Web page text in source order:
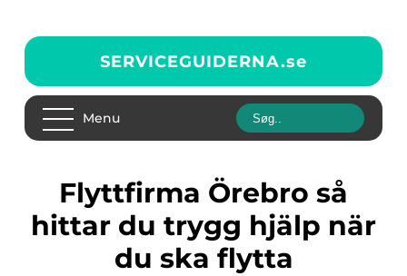
SERVICEGUIDERNA.se
Menu
Flyttfirma Örebro så
hittar du trygg hjälp när
du ska flytta